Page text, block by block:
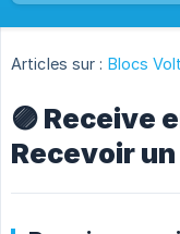
Articles sur : Blocs
🟣 Receive
Recevoir